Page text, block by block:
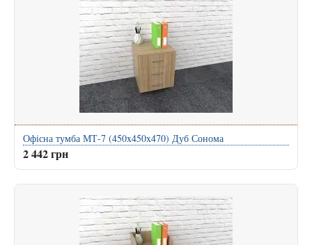
Офісна тумба МТ-7 (450x450x470) Дуб Сонома
2 442 грн